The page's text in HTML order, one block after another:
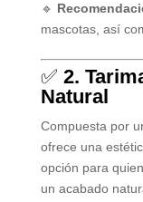
🔹
mascotas, así
✅ 2.
Natural
Compuesta por
ofrece una
opción para
un acabado